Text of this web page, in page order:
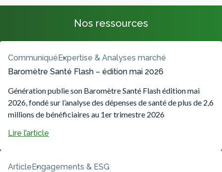
Nos ressources
CommuniquéExpertise & Analyses marché
Baromètre Santé Flash – édition mai 2026
Génération publie son Baromètre Santé Flash édition mai
2026, fondé sur l’analyse des dépenses de santé de plus de 2,6
millions de bénéficiaires au 1er trimestre 2026
Lire l’article
ArticleEngagements & ESG